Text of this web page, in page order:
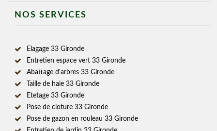
NOS SERVICES
Elagage 33 Gironde
Entretien espace vert 33 Gironde
Abattage d'arbres 33 Gironde
Taille de haie 33 Gironde
Etetage 33 Gironde
Pose de cloture 33 Gironde
Pose de gazon en rouleau 33 Gironde